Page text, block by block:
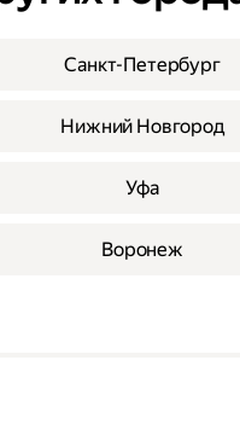
Санкт-Петербург
Нижний Новгород
Уфа
Воронеж